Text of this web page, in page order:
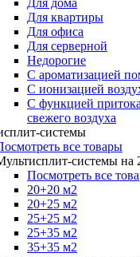
Для дома
Для квартиры
Для офиса
Для серверной
Недорогие
С ароматизацией
С ионизацией
С функцией
свежего воздуха
системы
все товары
системы на
Посмотреть все
20+20 м2
20+25 м2
25+25 м2
25+35 м2
35+35 м2